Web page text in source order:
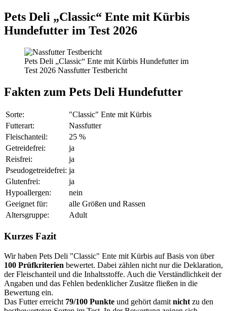
Pets Deli „Classic“ Ente mit Kürbis
Hundefutter im Test 2026
Pets Deli „Classic“ Ente mit Kürbis Hundefutter im
Test 2026 Nassfutter Testbericht
Fakten zum Pets Deli Hundefutter
Sorte:
"Classic" Ente mit Kürbis
Futterart:
Nassfutter
Fleischanteil:
25 %
Getreidefrei:
ja
Reisfrei:
ja
Pseudogetreidefrei: ja
Glutenfrei:
ja
Hypoallergen:
nein
Geeignet für:
alle Größen und Rassen
Altersgruppe:
Adult
Kurzes Fazit
Wir haben Pets Deli "Classic" Ente mit Kürbis auf Basis von über
100 Prüfkriterien bewertet. Dabei zählen nicht nur die Deklaration,
der Fleischanteil und die Inhaltsstoffe. Auch die Verständlichkeit der
Angaben und das Fehlen bedenklicher Zusätze fließen in die
Bewertung ein.
Das Futter erreicht 79/100 Punkte und gehört damit nicht zu den